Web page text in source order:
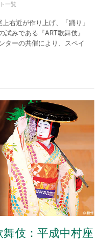
一覧
右近が作り上げ、「踊り」
みである『ART歌舞伎』
ターの共催により、スペイ
舞伎：平成中村座